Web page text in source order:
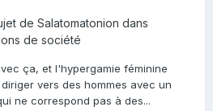
de Salatomatonion dans
de société
ça, et l'hypergamie féminine
vers des hommes avec un
ne correspond pas à des...